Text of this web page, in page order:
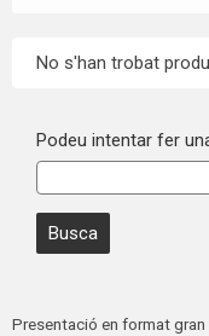
No s'han trobat
Podeu intentar fer
Presentació en format gran